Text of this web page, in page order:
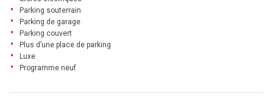
Parking souterrain
Parking de garage
Parking couvert
Plus d’une place de parking
Luxe
Programme neuf